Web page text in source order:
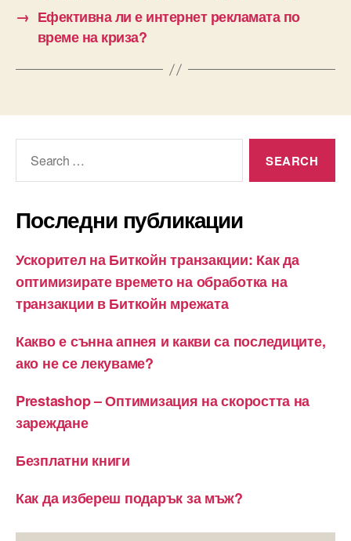
→ Ефективна ли е интернет рекламата по
време на криза?
Последни публикации
Ускорител на Биткойн транзакции: Как да
оптимизирате времето на обработка на
транзакции в Биткойн мрежата
Какво е сънна апнея и какви са последиците,
ако не се лекуваме?
Prestashop – Оптимизация на скоростта на
зареждане
Безплатни книги
Как да избереш подарък за мъж?